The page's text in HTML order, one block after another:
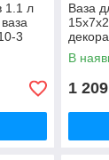
1.1 л
3
Ваза
В
1 209